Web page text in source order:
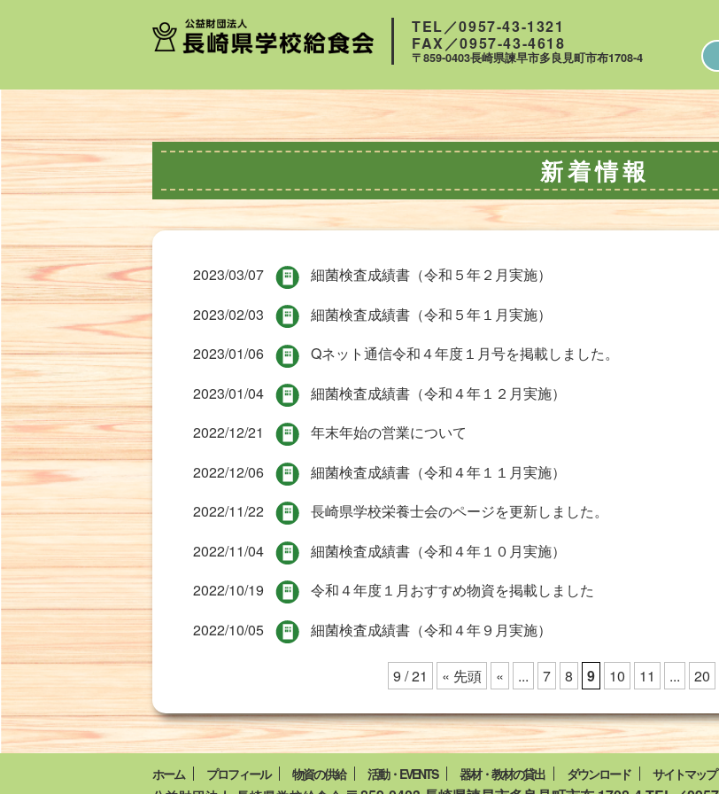
TEL／0957-43-1321
FAX／0957-43-4618
〒859-0403長崎県諫早市多良見町市布1708-4
新着情報
2023/03/07
細菌検査成績書（令和５年２月実施）
2023/02/03
細菌検査成績書（令和５年１月実施）
2023/01/06
Qネット通信令和４年度１月号を掲載しました。
2023/01/04
細菌検査成績書（令和４年１２月実施）
2022/12/21
年末年始の営業について
2022/12/06
細菌検査成績書（令和４年１１月実施）
2022/11/22
長崎県学校栄養士会のページを更新しました。
2022/11/04
細菌検査成績書（令和４年１０月実施）
2022/10/19
令和４年度１月おすすめ物資を掲載しました
2022/10/05
細菌検査成績書（令和４年９月実施）
9 / 21 « 先頭 « ... 7 8 9 10 11 ... 20
ホーム プロフィール 物資の供給 活動・EVENTS 器材・教材の貸出 ダウンロード サイトマップ